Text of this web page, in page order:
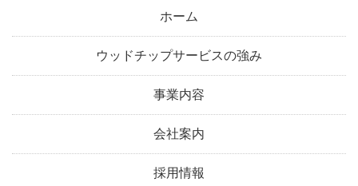
ホーム
ウッドチップサービスの強み
事業内容
会社案内
採用情報